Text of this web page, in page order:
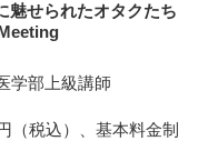
魅せられたオタクたち
学部上級講師
（税込）、基本料金制